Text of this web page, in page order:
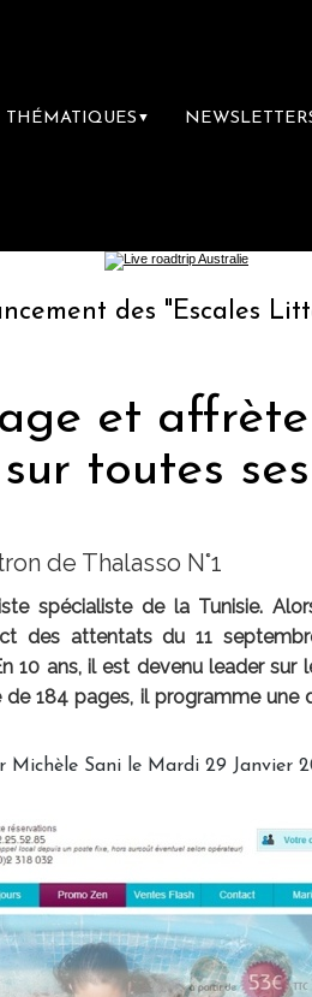
THÉMATIQUES ▼
des "Escales
et affrète
toutes ses
de Thalasso N°1
spécialiste de la Tunisie.
des attentats du 11
10 ans, il est devenu leader sur
184 pages, il programme une
Michèle Sani le Mardi 29 Janvier